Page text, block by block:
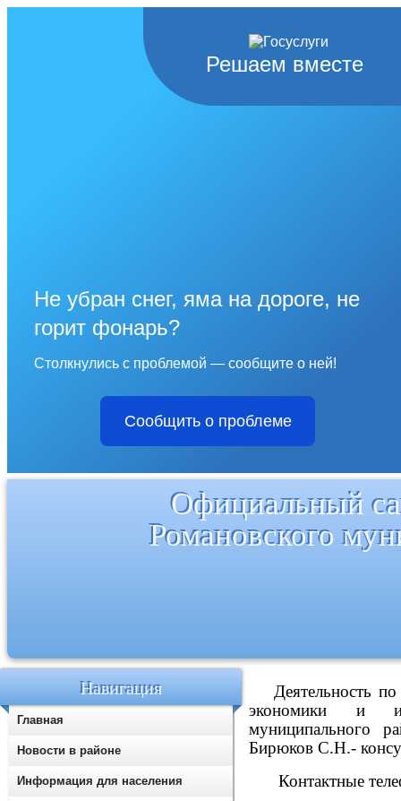
Решаем вместе
Не убран снег, яма на дороге, не
горит фонарь?
Столкнулись с проблемой — сообщите о ней!
Сообщить о проблеме
Официальный
Романовского
Деятельность
экономики и
муниципального
Бирюков С.Н.-
Контактные
Навигация
Главная
Новости в районе
Информация для населения